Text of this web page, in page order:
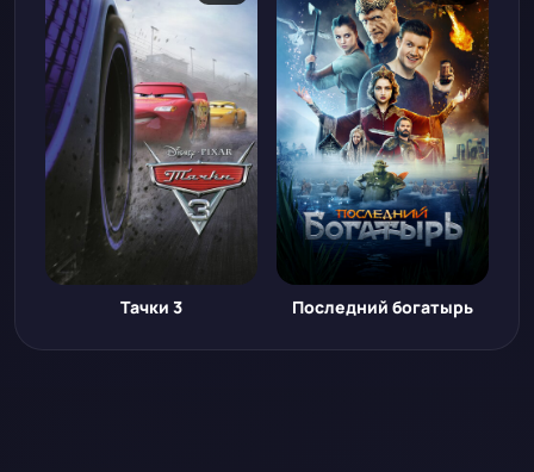
Тачки 3 Последний богатырь